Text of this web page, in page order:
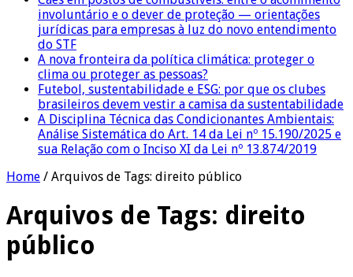
involuntário e o dever de proteção — orientações
jurídicas para empresas à luz do novo entendimento
do STF
A nova fronteira da política climática: proteger o
clima ou proteger as pessoas?
Futebol, sustentabilidade e ESG: por que os clubes
brasileiros devem vestir a camisa da sustentabilidade
A Disciplina Técnica das Condicionantes Ambientais:
Análise Sistemática do Art. 14 da Lei nº 15.190/2025 e
sua Relação com o Inciso XI da Lei nº 13.874/2019
Home / Arquivos de Tags: direito público
Arquivos de Tags: direito
público